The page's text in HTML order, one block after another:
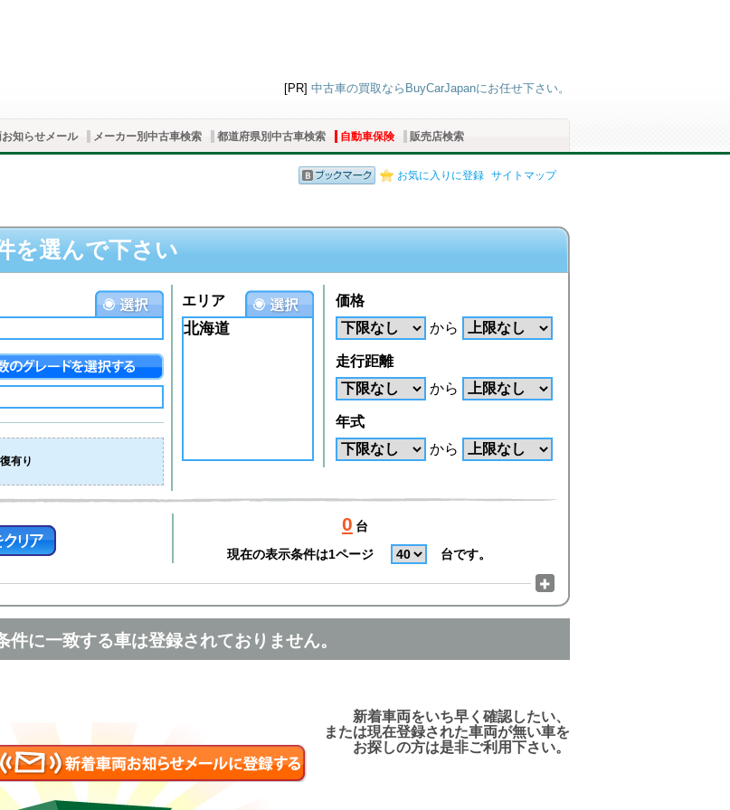
[PR] 中古車の買取ならBuyCarJapanにお任せ下さい。
知らせメール メーカー別中古車検索 都道府県別中古車検索 自動車保険 販売店検索
お気に入りに登録 サイトマップ
を選んで下さい
有り
エリア
北海道
価格
から
走行距離
から
年式
から
0 台
現在の表示条件は1ページ
台です。
件に一致する車は登録されておりません。
新着車両をいち早く確認したい、
または現在登録された車両が無い車を
お探しの方は是非ご利用下さい。